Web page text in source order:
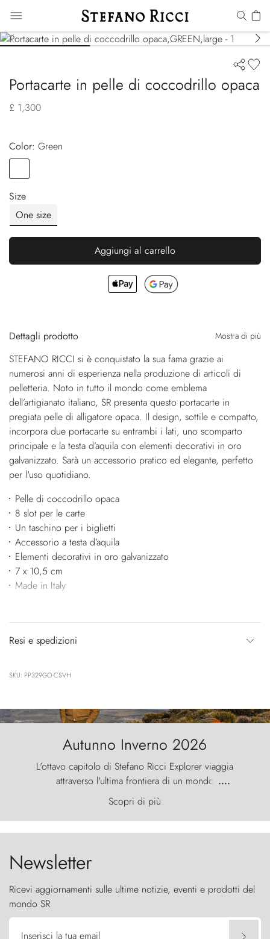
Portacarte in pelle di coccodrillo opaca
£ 1,300
Color:
green
Size
One size
Aggiungi al carrello
Dettagli prodotto Mostra di più
STEFANO RICCI si è conquistato la sua fama grazie ai
numerosi anni di esperienza nella produzione di articoli di
pelletteria. Noto in tutto il mondo come emblema
dell’artigianato italiano, SR presenta questo portacarte in
pregiata pelle di alligatore opaca. Il design, sottile e compatto,
incorpora due portacarte su entrambi i lati, uno scomparto
principale e la testa d’aquila con elementi decorativi in oro
galvanizzato. Sarà un accessorio pratico ed elegante, perfetto
per l'uso quotidiano.
Pelle di coccodrillo opaca
8 slot per le carte
Un taschino per i biglietti
Accessorio a testa d’aquila
Elementi decorativi in oro galvanizzato
7 x 10,5 cm
Made in Italy
Resi e spedizioni
SKU: PP329GO-CSVH
Autunno Inverno 2026
L'ottavo capitolo di Stefano Ricci Explorer viaggia
attraverso l'ultima frontiera di un mondo
primordiale, dove il vento scolpisce la natura con
furia ancestrale e le Torres del Paine sfidano il
cielo come sentinelle di pietra.
....
Scopri di più
Newsletter
Ricevi aggiornamenti sulle ultime notizie, eventi e prodotti del
mondo SR
Inserisci la tua email